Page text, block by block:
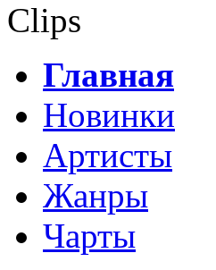
Clips
Главная
Новинки
Артисты
Жанры
Чарты